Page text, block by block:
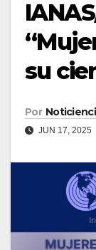
su
Por
JUN 17, 2025